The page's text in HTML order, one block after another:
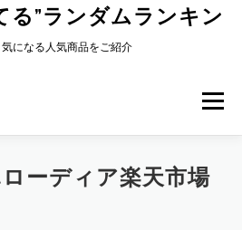
る”ランダムランキン
になる人気商品をご紹介
メニュー
ーディア楽天市場